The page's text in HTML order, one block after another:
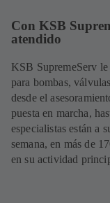
Con KSB
atendido
KSB SupremeServ
para bombas,
desde el
puesta en marcha,
especialistas están a
semana, en más de
en su actividad